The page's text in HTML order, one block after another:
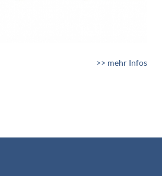
>> mehr Infos